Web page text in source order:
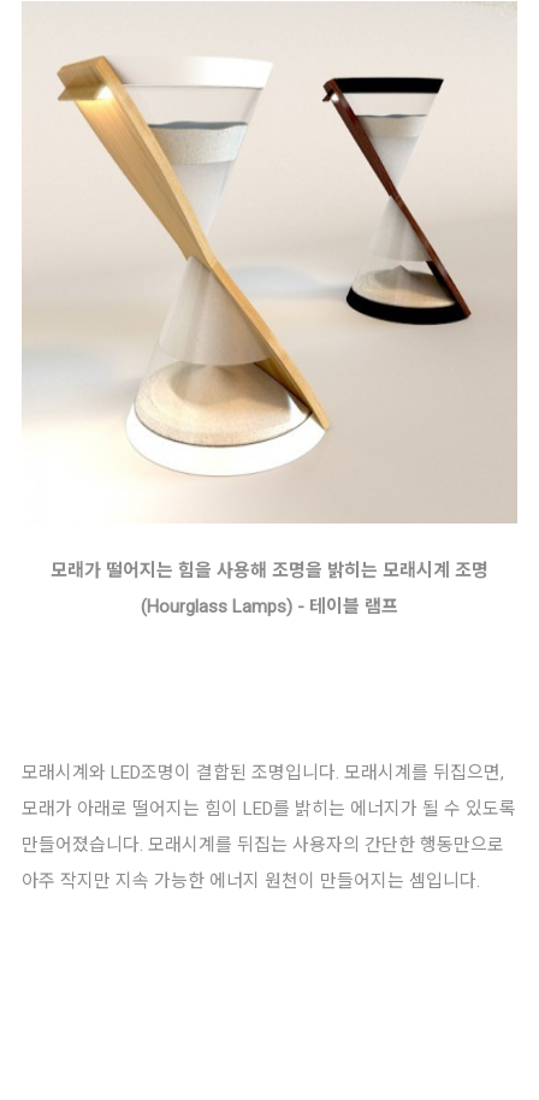
모래가 떨어지는 힘을 사용해 조명을 밝히는 모래시계 조명
(Hourglass Lamps) - 테이블 램프
모래시계와 LED조명이 결합된 조명입니다. 모래시계를 뒤집으면,
모래가 아래로 떨어지는 힘이 LED를 밝히는 에너지가 될 수 있도록
만들어졌습니다. 모래시계를 뒤집는 사용자의 간단한 행동만으로
아주 작지만 지속 가능한 에너지 원천이 만들어지는 셈입니다.